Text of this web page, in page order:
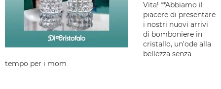
Vita! **Abbiamo il
piacere di presentare
i nostri nuovi arrivi
di bomboniere in
cristallo, un'ode alla
bellezza senza
tempo per i mom